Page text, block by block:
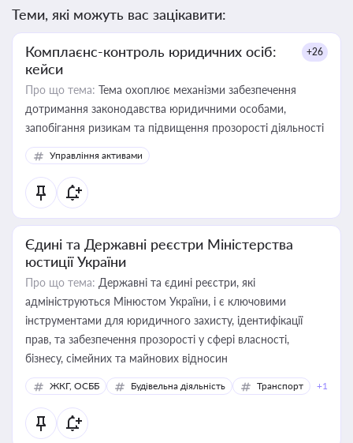
Теми, які можуть вас зацікавити:
Комплаєнс-контроль юридичних осіб:
кейси
+26
Про що тема: Тема охоплює механізми забезпечення
дотримання законодавства юридичними особами,
запобігання ризикам та підвищення прозорості діяльності
Управління активами
Єдині та Державні реєстри Міністерства
юстиції України
Про що тема: Державні та єдині реєстри, які
адмініструються Мінюстом України, і є ключовими
інструментами для юридичного захисту, ідентифікації
прав, та забезпечення прозорості у сфері власності,
бізнесу, сімейних та майнових відносин
ЖКГ, ОСББ Будівельна діяльність Транспорт +1